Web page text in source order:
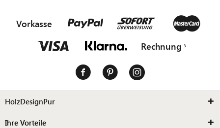
Vorkasse
Rechnung
HolzDesignPur
Ihre Vorteile